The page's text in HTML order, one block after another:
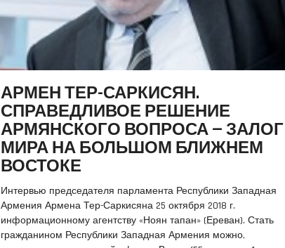
АРМЕН ТЕР-САРКИСЯН.
СПРАВЕДЛИВОЕ РЕШЕНИЕ
АРМЯНСКОГО ВОПРОСА — ЗАЛОГ
МИРА НА БОЛЬШОМ БЛИЖНЕМ
ВОСТОКЕ
Интервью председателя парламента Республики Западная
Армения Армена Тер-Саркисяна 25 октября 2018 г.
информационному агентству «Ноян тапан» (Ереван). Стать
гражданином Республики Западная Армения можно,